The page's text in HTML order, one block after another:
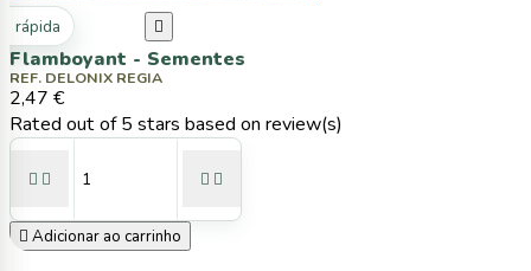
rápida 
Flamboyant - Sementes
REF. DELONIX REGIA
2,47 €
Rated out of 5 stars based on review(s)
   
 Adicionar ao carrinho